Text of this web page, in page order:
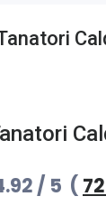
/ 5 (